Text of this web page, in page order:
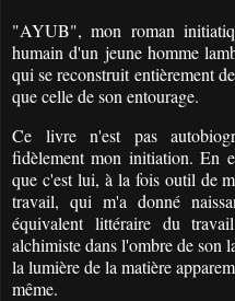
"AYUB", mon roman
humain d'un jeune homme
qui se reconstruit entièrement
que celle de son entourage.
Ce livre n'est pas
fidèlement mon initiation. En
que c'est lui, à la fois outil de
travail, qui m'a donné
équivalent littéraire du
alchimiste dans l'ombre de son
la lumière de la matière
même.